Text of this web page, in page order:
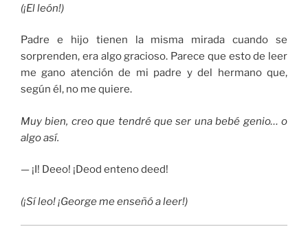
(¡El león!)
Padre e hijo tienen la misma mirada cuando se
sorprenden, era algo gracioso. Parece que esto de leer
me gano atención de mi padre y del hermano que,
según él, no me quiere.
Muy bien, creo que tendré que ser una bebé genio… o
algo así.
— ¡I! Deeo! ¡Deod enteno deed!
(¡Sí leo! ¡George me enseñó a leer!)